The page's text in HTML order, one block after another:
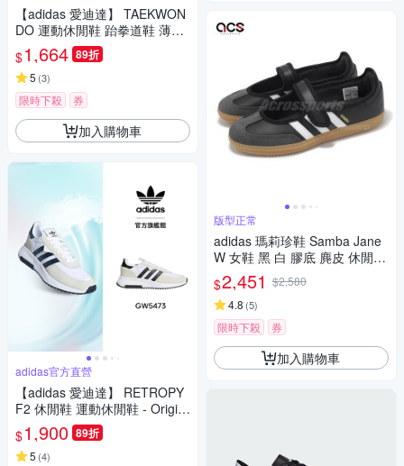
【adidas 愛迪達】 TAEKWON
DO 運動休閒鞋 跆拳道鞋 薄底
鞋 女鞋 - Originals JS3317
$1,664 89折
5 (3)
限時下殺 券
加入購物車
adidas官方直營
【adidas 愛迪達】 RETROPY
F2 休閒鞋 運動休閒鞋 - Origin
als 男鞋/女鞋 GW5473
$1,900 89折
5 (4)
版型正常
adidas 瑪莉珍鞋 Samba Jane
W 女鞋 黑 白 膠底 麂皮 休閒鞋
復古 愛迪達 JQ6445
$2,451 $2,580
4.8 (5)
限時下殺 券
加入購物車